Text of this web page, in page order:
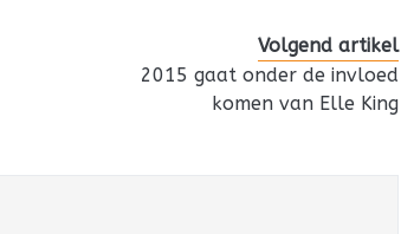
Volgend artikel
2015 gaat onder de invloed
komen van Elle King